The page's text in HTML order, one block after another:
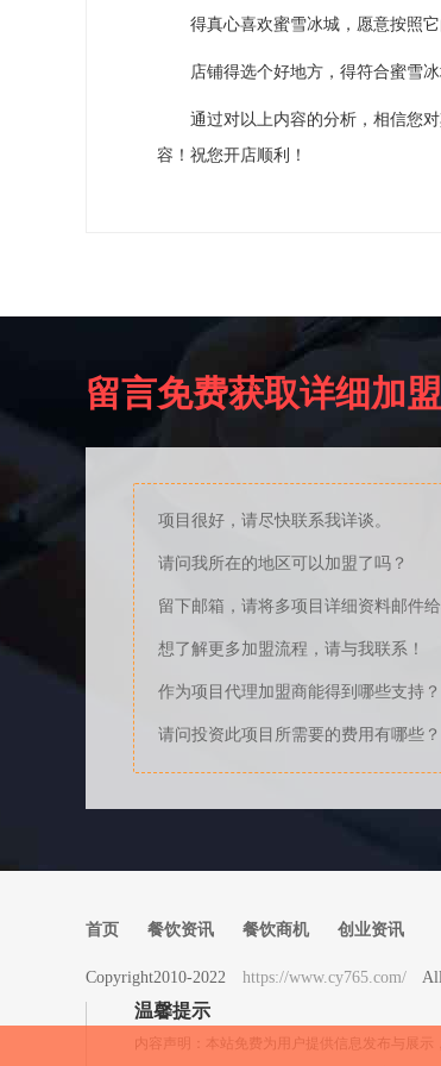
得真心喜欢蜜雪冰城，愿意按照它
店铺得选个好地方，得符合蜜雪冰
通过对以上内容的分析，相信您对
容！祝您开店顺利！
留言免费获取详细加
项目很好，请尽快联系我详谈。
请问我所在的地区可以加盟了吗？
留下邮箱，请将多项目详细资料邮件给
想了解更多加盟流程，请与我联系！
作为项目代理加盟商能得到哪些支持？
请问投资此项目所需要的费用有哪些？
首页 餐饮资讯 餐饮商机 创业资讯
Copyright2010-2022 https://www.cy765.com/
温馨提示
内容声明：本站免费为用户提供信息发布与展示